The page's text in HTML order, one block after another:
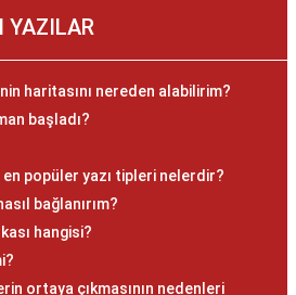
YAZILAR
haritasını nereden alabilirim?
başladı?
en popüler yazı tipleri nelerdir?
bağlanırım?
hangisi?
ortaya çıkmasının nedenleri